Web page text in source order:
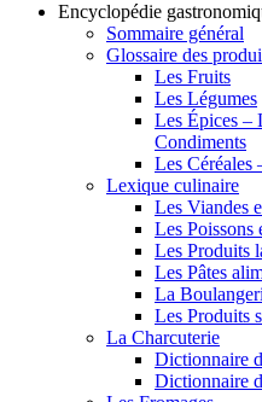
Encyclopédie
Sommaire général
Glossaire des
Les Fruits
Les Légumes
Les Épices –
Condiments
Les Céréales
Lexique culinaire
Les Viandes
Les Poissons
Les Produits
Les Pâtes
La
Les Produits
La Charcuterie
Dictionnaire
Dictionnaire